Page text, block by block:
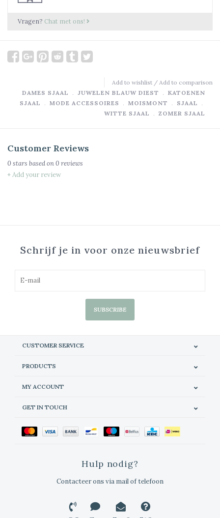
Vragen? Chat met ons!
Add to wishlist / Add to comparison
DAMES SJAAL
﹒ JUWELEN BLAUW DIEST ﹒ KATOENEN
SJAAL
﹒ MODE ACCESSOIRES ﹒ MOISMONT ﹒ SJAAL
﹒
WITTE SJAAL
﹒ ZOMER SJAAL
Customer Reviews
0 stars based on0 reviews
+ Add your review
Schrijf je in voor onze nieuwsbrief
SUBSCRIBE
CUSTOMER SERVICE
PRODUCTS
MY ACCOUNT
GET IN TOUCH
Hulp nodig?
Contacteer ons via mail of telefoon